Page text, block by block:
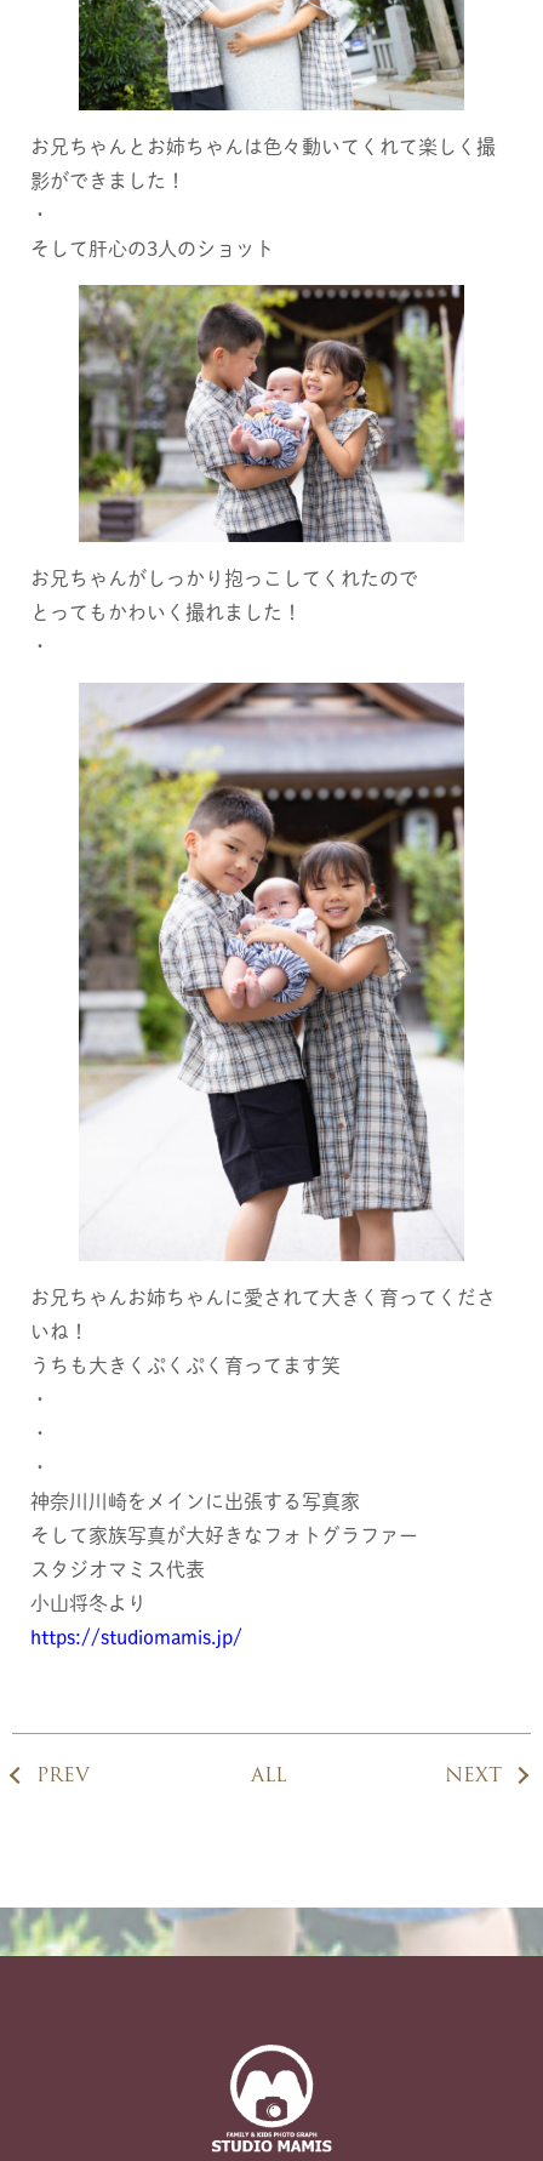
お兄ちゃんとお姉ちゃんは色々動いてくれて楽しく撮
影ができました！
・
そして肝心の3人のショット
お兄ちゃんがしっかり抱っこしてくれたので
とってもかわいく撮れました！
・
お兄ちゃんお姉ちゃんに愛されて大きく育ってくださ
いね！
うちも大きくぷくぷく育ってます笑
・
・
・
神奈川川崎をメインに出張する写真家
そして家族写真が大好きなフォトグラファー
スタジオマミス代表
小山将冬より
https://studiomamis.jp/
PREV ALL NEXT